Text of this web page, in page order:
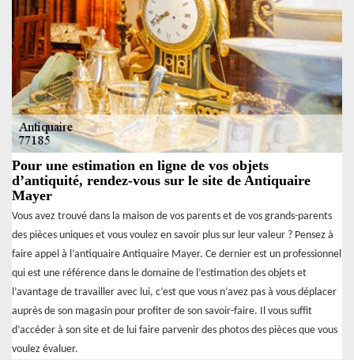
Pour une estimation en ligne de vos objets
d’antiquité, rendez-vous sur le site de Antiquaire
Mayer
Vous avez trouvé dans la maison de vos parents et de vos grands-parents
des pièces uniques et vous voulez en savoir plus sur leur valeur ? Pensez à
faire appel à l’antiquaire Antiquaire Mayer. Ce dernier est un professionnel
qui est une référence dans le domaine de l’estimation des objets et
l’avantage de travailler avec lui, c’est que vous n’avez pas à vous déplacer
auprès de son magasin pour profiter de son savoir-faire. Il vous suffit
d’accéder à son site et de lui faire parvenir des photos des pièces que vous
voulez évaluer.